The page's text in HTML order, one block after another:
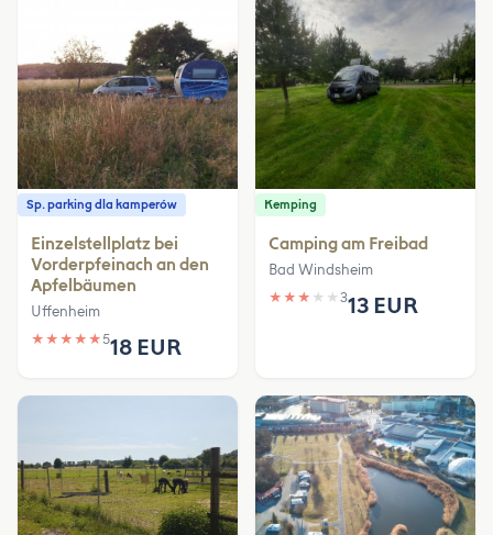
Sp. parking dla kamperów
Einzelstellplatz bei
Vorderpfeinach an den
Apfelbäumen
Uffenheim
★ ★ ★ ★ ★518 EUR
Kemping
Camping am Freibad
Bad Windsheim
★ ★ ★ ★ ★ 313 EUR